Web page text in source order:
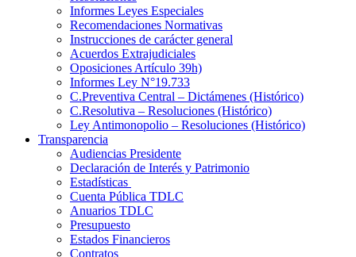
Informes Leyes Especiales
Recomendaciones Normativas
Instrucciones de carácter general
Acuerdos Extrajudiciales
Oposiciones Artículo 39h)
Informes Ley N°19.733
C.Preventiva Central – Dictámenes (Histórico)
C.Resolutiva – Resoluciones (Histórico)
Ley Antimonopolio – Resoluciones (Histórico)
Transparencia
Audiencias Presidente
Declaración de Interés y Patrimonio
Estadísticas
Cuenta Pública TDLC
Anuarios TDLC
Presupuesto
Estados Financieros
Contratos